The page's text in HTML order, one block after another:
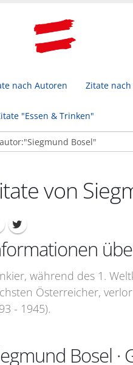
nach Autoren Zitate
"Essen & Trinken"
von
während des 1.
Österreicher,
- 1945).
Bosel ·